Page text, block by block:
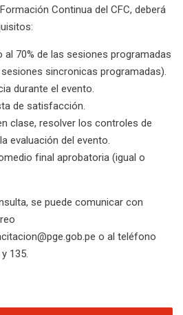
Continua del CFC, deberá
70% de las sesiones programadas
sincronicas programadas).
durante el evento.
de satisfacción.
clase, resolver los controles de
evaluación del evento.
final aprobatoria (igual o
se puede comunicar con
o al teléfono
135.